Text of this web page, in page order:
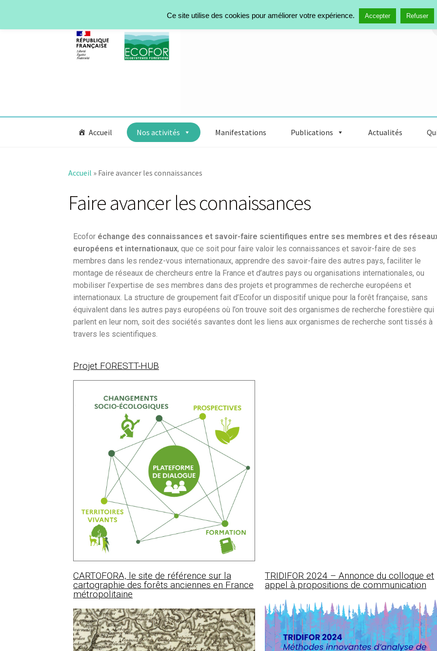
Accueil Nos activités Manifestations Publications Actualités
Accueil » Faire avancer les connaissances
Faire avancer les connaissances
Ecofor échange des connaissances et savoir-faire scientifiques entre ses membres et des
européens et internationaux, que ce soit pour faire valoir les connaissances et savoir-faire de ses
membres dans les rendez-vous internationaux, apprendre des savoir-faire des autres pays, faciliter le
montage de réseaux de chercheurs entre la France et d’autres pays ou organisations internationales, ou
mobiliser l’expertise de ses membres dans des projets et programmes de recherche européens et
internationaux. La structure de groupement fait d’Ecofor un dispositif unique pour la forêt française, sans
équivalent dans les autres pays européens où l’on trouve soit des organismes de recherche forestière qui
parlent en leur nom, soit des sociétés savantes dont les liens aux organismes de recherche sont tissés à
travers les scientifiques.
Projet FORESTT-HUB
CARTOFORA, le site de référence sur la
cartographie des forêts anciennes en France
métropolitaine
TRIDIFOR 2024 – Annonce du colloque et
appel à propositions de communication
Ce site utilise des cookies pour améliorer votre expérience. Accepter Refuser